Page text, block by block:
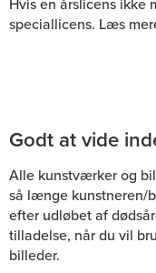
Hvis en årslicens ikke
speciallicens. Læs
Godt at vide
Alle kunstværker og
så længe kunstneren/
efter udløbet af
tilladelse, når du vil
billeder.